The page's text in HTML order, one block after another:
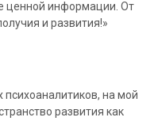
ценной информации. От
и развития!»
на мой
развития как